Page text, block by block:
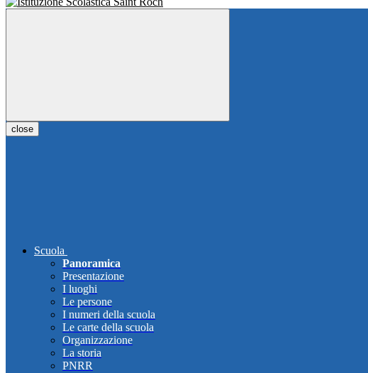
close
Scuola
Panoramica
Presentazione
I luoghi
Le persone
I numeri della scuola
Le carte della scuola
Organizzazione
La storia
PNRR